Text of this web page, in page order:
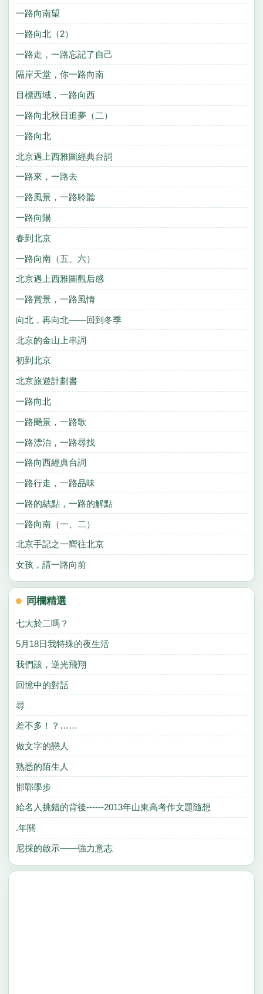
一路向南望
一路向北（2）
一路走，一路忘記了自己
隔岸天堂，你一路向南
目標西域，一路向西
一路向北秋日追夢（二）
一路向北
北京遇上西雅圖經典台詞
一路來，一路去
一路風景，一路聆聽
一路向陽
春到北京
一路向南（五、六）
北京遇上西雅圖觀后感
一路賞景，一路風情
向北，再向北——回到冬季
北京的金山上串詞
初到北京
北京旅遊計劃書
一路向北
一路飈景，一路歌
一路漂泊，一路尋找
一路向西經典台詞
一路行走，一路品味
一路的結點，一路的解點
一路向南（一、二）
北京手記之一嚮往北京
女孩，請一路向前
同欄精選
七大於二嗎？
5月18日我特殊的夜生活
我們該，逆光飛翔
回憶中的對話
尋
差不多！？……
做文字的戀人
熟悉的陌生人
邯鄲學步
給名人挑錯的背後------2013年山東高考作文題隨想
.年關
尼採的啟示——強力意志